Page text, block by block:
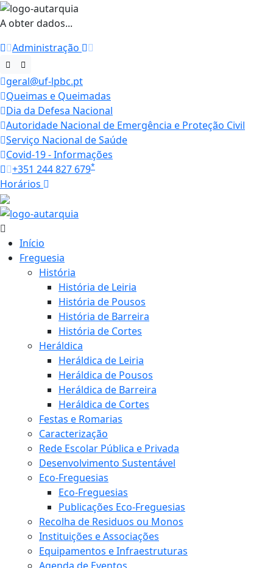
A obter dados...
Administração
geral@uf-lpbc.pt
Queimas e Queimadas
Dia da Defesa Nacional
Autoridade Nacional de Emergência e Proteção Civil
Serviço Nacional de Saúde
Covid-19 - Informações
+351 244 827 679*
Horários
Início
Freguesia
História
História de Leiria
História de Pousos
História de Barreira
História de Cortes
Heráldica
Heráldica de Leiria
Heráldica de Pousos
Heráldica de Barreira
Heráldica de Cortes
Festas e Romarias
Caracterização
Rede Escolar Pública e Privada
Desenvolvimento Sustentável
Eco-Freguesias
Eco-Freguesias
Publicações Eco-Freguesias
Recolha de Residuos ou Monos
Instituições e Associações
Equipamentos e Infraestruturas